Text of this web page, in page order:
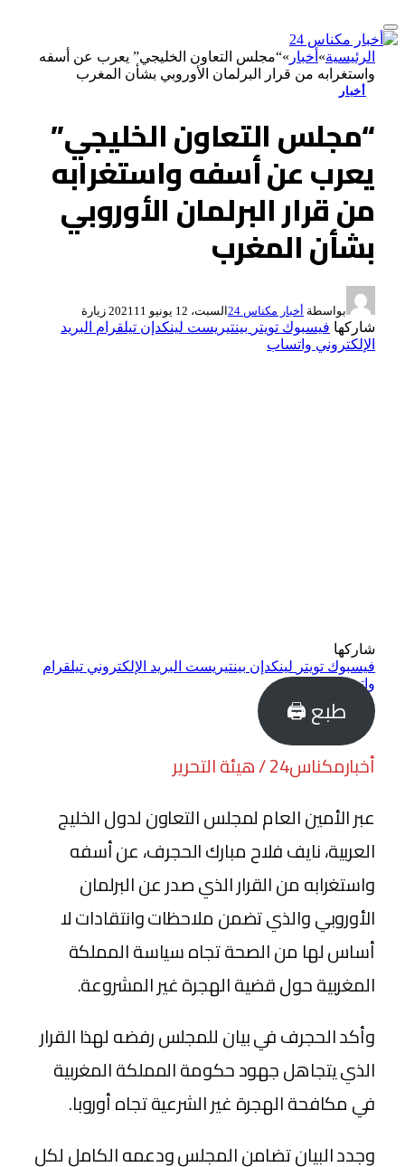
الرئيسية» أخبار »“مجلس التعاون الخليجي” يعرب عن أسفه
واستغرابه من قرار البرلمان الأوروبي بشأن المغرب
أخبار
“مجلس التعاون الخليجي”
يعرب عن أسفه واستغرابه
من قرار البرلمان الأوروبي
بشأن المغرب
بواسطة أخبار مكناس 24 السبت، 12 يونيو 2021 11 زيارة
شاركها فيسبوك تويتر بينتيريست لينكدإن تيلقرام البريد
الإلكتروني واتساب
شاركها
فيسبوك تويتر لينكدإن بينتيريست البريد الإلكتروني تيلقرام
واتساب
طبع 🖨
أخبارمكناس24 / هيئة التحرير
عبر الأمين العام لمجلس التعاون لدول الخليج
العربية، نايف فلاح مبارك الحجرف، عن أسفه
واستغرابه من القرار الذي صدر عن البرلمان
الأوروبي والذي تضمن ملاحظات وانتقادات لا
أساس لها من الصحة تجاه سياسة المملكة
المغربية حول قضية الهجرة غير المشروعة.
وأكد الحجرف في بيان للمجلس رفضه لهذا القرار
الذي يتجاهل جهود حكومة المملكة المغربية
في مكافحة الهجرة غير الشرعية تجاه أوروبا.
وجدد البيان تضامن المجلس ودعمه الكامل لكل